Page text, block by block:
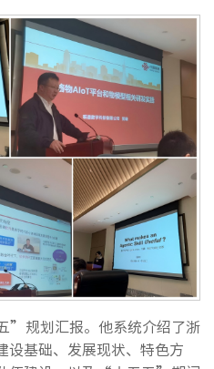
”规划汇报。他系统介绍了浙
设基础、发展现状、特色方